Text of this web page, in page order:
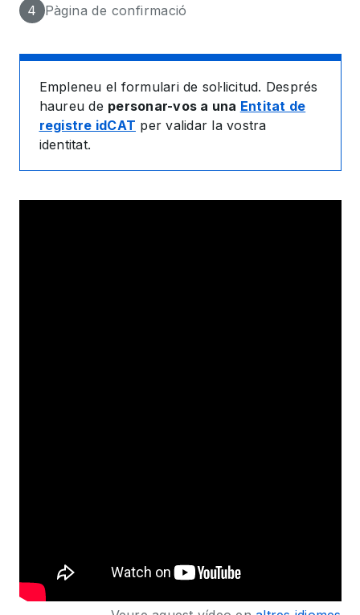
4 Pàgina de confirmació
Empleneu el formulari de sol·licitud. Després
haureu de personar-vos a una Entitat de
registre idCAT per validar la vostra
identitat.